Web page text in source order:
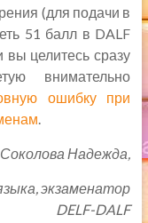
(для подачи в
51 балл в DALF
вы целитесь сразу
внимательно
ошибку при
Соколова Надежда,
экзаменатор
DELF-DALF